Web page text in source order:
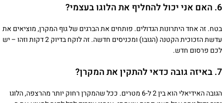
6. האם אני יכול להחליף את הלוגו בעצמי?
בטח. זה אחד היתרונות הגדולים. פותחים את הברגים של גוף המקרן, מוציאים את
עדשת הזכוכית הקטנה (הגובו) ומכניסים חדשה. זה לוקח בדיוק 2 דקות וזהו – יש
לכם פרסום חדש.
7. באיזה גובה כדאי להתקין את המקרן?
הגובה האידיאלי הוא בין 2 ל-6 מטרים. ככל שהמקרן רחוק יותר מהרצפה, הלוגו